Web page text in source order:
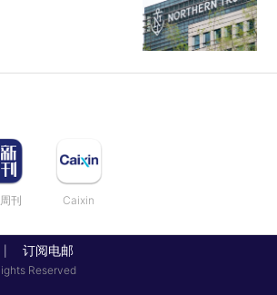
刊 Caixin
订阅电邮
Reserved